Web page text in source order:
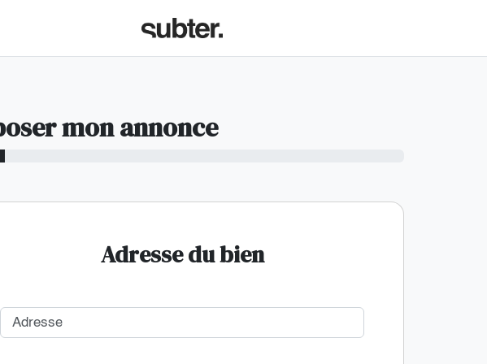
mon annonce
Adresse du bien
Adresse